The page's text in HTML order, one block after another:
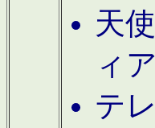
天
ィア
テ